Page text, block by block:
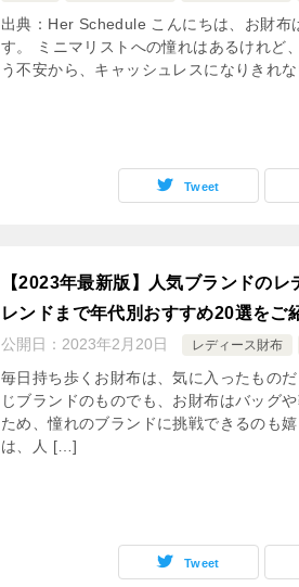
出典：Her Schedule こんにちは、お財布
す。 ミニマリストへの憧れはあるけれど
う不安から、キャッシュレスになりきれ
Tweet
【2023年最新版】人気ブランドの
レンドまで年代別おすすめ20選をご
公開日： 2023年2月20日 レディース財布
毎日持ち歩くお財布は、気に入ったもの
じブランドのものでも、お財布はバッグ
ため、憧れのブランドに挑戦できるのも
は、人 […]
Tweet